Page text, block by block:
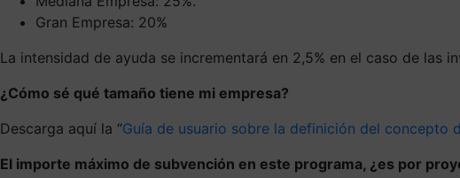
Gran Empresa: 20%
La intensidad de ayuda se incrementará en 2,5% en el caso de las
¿Cómo sé qué tamaño tiene mi empresa?
Descarga aquí la “Guía de usuario sobre la definición del concepto
El importe máximo de subvención en este programa, ¿es por